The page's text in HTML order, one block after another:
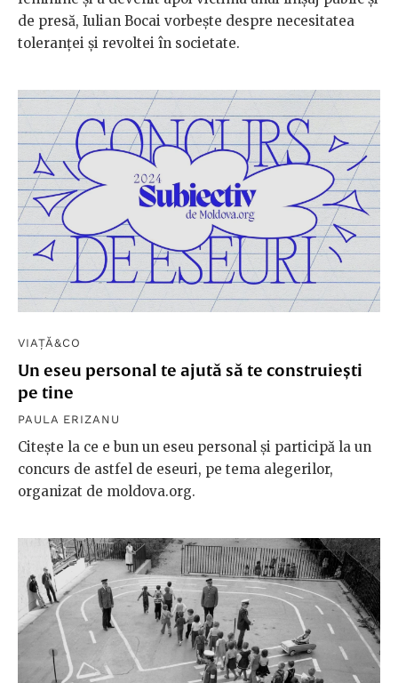
de presă, Iulian Bocai vorbește despre necesitatea
toleranței și revoltei în societate.
VIAȚĂ&CO
Un eseu personal te ajută să te construiești
pe tine
PAULA ERIZANU
Citește la ce e bun un eseu personal și participă la un
concurs de astfel de eseuri, pe tema alegerilor,
organizat de moldova.org.